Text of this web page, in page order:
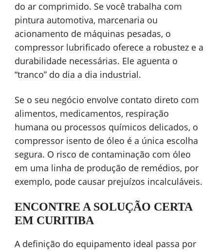
do ar comprimido. Se você trabalha com
pintura automotiva, marcenaria ou
acionamento de máquinas pesadas, o
compressor lubrificado oferece a robustez e a
durabilidade necessárias. Ele aguenta o
“tranco” do dia a dia industrial.
Se o seu negócio envolve contato direto com
alimentos, medicamentos, respiração
humana ou processos químicos delicados, o
compressor isento de óleo é a única escolha
segura. O risco de contaminação com óleo
em uma linha de produção de remédios, por
exemplo, pode causar prejuízos incalculáveis.
ENCONTRE A SOLUÇÃO CERTA
EM CURITIBA
A definição do equipamento ideal passa por